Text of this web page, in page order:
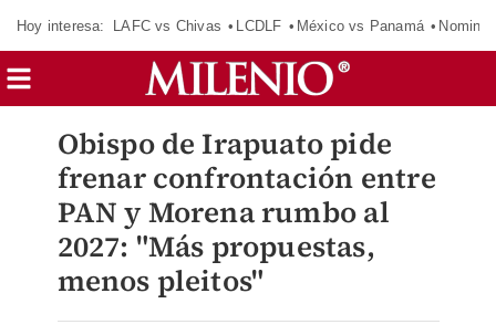
Hoy interesa: LAFC vs Chivas LCDLF México vs Panamá
Obispo de Irapuato pide
frenar confrontación entre
PAN y Morena rumbo al
2027: "Más propuestas,
menos pleitos"